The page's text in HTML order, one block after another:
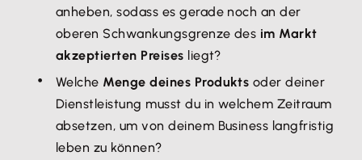
anheben, sodass es gerade noch an der
oberen Schwankungsgrenze des im Markt
akzeptierten Preises liegt?
Welche Menge deines Produkts oder deiner
Dienstleistung musst du in welchem Zeitraum
absetzen, um von deinem Business langfristig
leben zu können?